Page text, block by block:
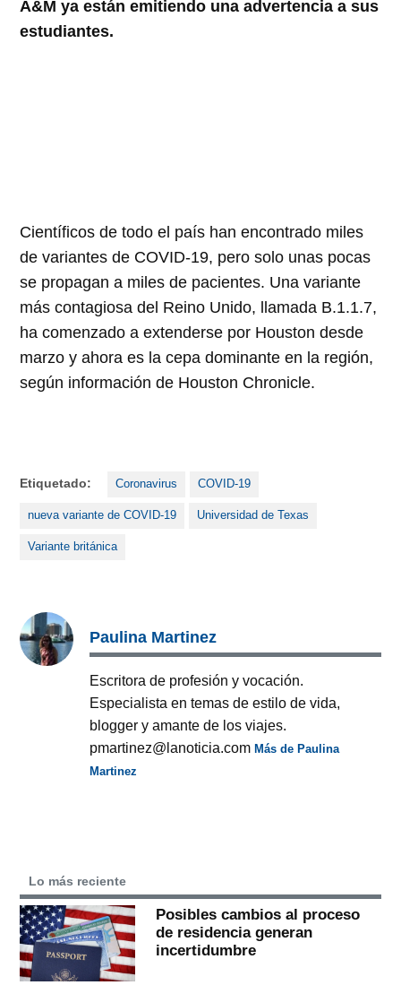
A&M ya están emitiendo una advertencia a sus
estudiantes.
Científicos de todo el país han encontrado miles
de variantes de COVID-19, pero solo unas pocas
se propagan a miles de pacientes. Una variante
más contagiosa del Reino Unido, llamada B.1.1.7,
ha comenzado a extenderse por Houston desde
marzo y ahora es la cepa dominante en la región,
según información de Houston Chronicle.
Etiquetado: Coronavirus COVID-19
nueva variante de COVID-19 Universidad de Texas
Variante británica
Paulina Martinez
Escritora de profesión y vocación.
Especialista en temas de estilo de vida,
blogger y amante de los viajes.
pmartinez@lanoticia.comMás de Paulina
Martinez
Lo más reciente
Posibles cambios al proceso
de residencia generan
incertidumbre